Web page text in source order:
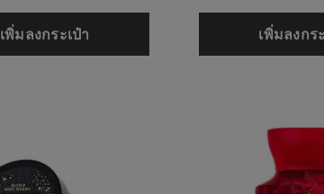
เพิ่มลงกระเป๋า เพิ่มลงกร